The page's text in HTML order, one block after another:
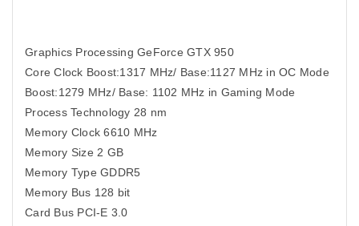
Graphics Processing GeForce GTX 950
Core Clock Boost:1317 MHz/ Base:1127 MHz in OC Mode
Boost:1279 MHz/ Base: 1102 MHz in Gaming Mode
Process Technology 28 nm
Memory Clock 6610 MHz
Memory Size 2 GB
Memory Type GDDR5
Memory Bus 128 bit
Card Bus PCI-E 3.0